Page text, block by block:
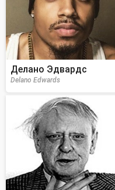
Делано Эдвардс
Delano Edwards